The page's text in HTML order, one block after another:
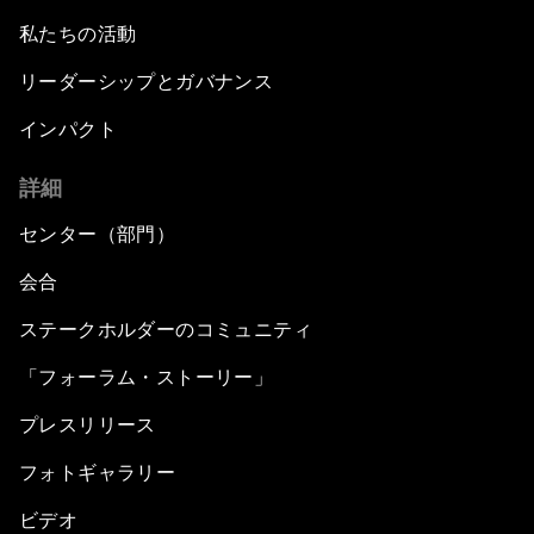
私たちの活動
リーダーシップとガバナンス
インパクト
詳細
センター（部門）
会合
ステークホルダーのコミュニティ
「フォーラム・ストーリー」
プレスリリース
フォトギャラリー
ビデオ